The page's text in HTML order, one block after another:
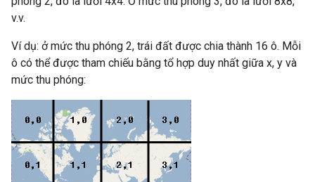
v.v.
Ví dụ: ở mức thu phóng 2, trái đất được chia thành 16 ô. Mỗi
ô có thể được tham chiếu bằng tổ hợp duy nhất giữa x, y và
mức thu phóng: